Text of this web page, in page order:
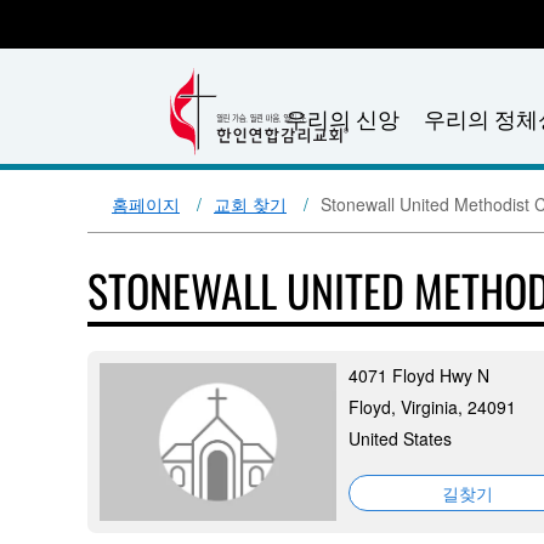
우리의 신앙 우리의 정체
홈페이지 교회 찾기 Stonewall United Methodist
STONEWALL UNITED
4071 Floyd Hwy N
Floyd, Virginia, 24091
United States
길찾기